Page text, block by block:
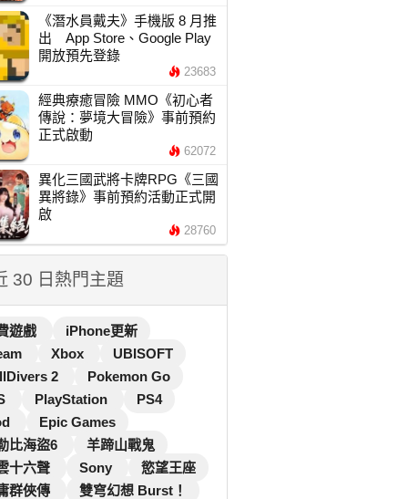
《潛水員戴夫》手機版 8 月推
出 App Store、Google Play
開放預先登錄
23683
經典療癒冒險 MMO《初心者
傳說：夢境大冒險》事前預約
正式啟動
62072
異化三國武將卡牌RPG《三國
異將錄》事前預約活動正式開
啟
28760
30 日熱門主題
遊戲
iPhone更新
Xbox
UBISOFT
2
Pokemon Go
PlayStation
PS4
Epic Games
比海盜6
羊蹄山戰鬼
十六聲
Sony
慾望王座
群俠傳
雙穹幻想 Burst！